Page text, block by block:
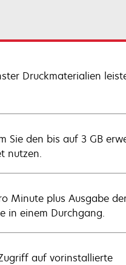
Druckmaterialien
Sie den bis auf 3 GB
nutzen.
Minute plus Ausgabe
in einem Durchgang.
auf vorinstallierte